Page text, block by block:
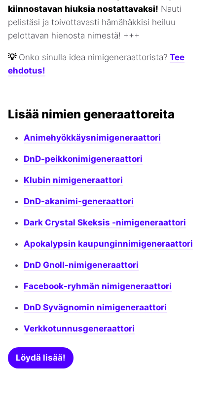
kiinnostavan hiuksia nostattavaksi! Nauti
pelistäsi ja toivottavasti hämähäkkisi heiluu
pelottavan hienosta nimestä! +++
💡 Onko sinulla idea nimigeneraattorista? Tee
ehdotus!
Lisää nimien generaattoreita
Animehyökkäysnimigeneraattori
DnD-peikkonimigeneraattori
Klubin nimigeneraattori
DnD-akanimi-generaattori
Dark Crystal Skeksis -nimigeneraattori
Apokalypsin kaupunginnimigeneraattori
DnD Gnoll-nimigeneraattori
Facebook-ryhmän nimigeneraattori
DnD Syvägnomin nimigeneraattori
Verkkotunnusgeneraattori
Löydä lisää!